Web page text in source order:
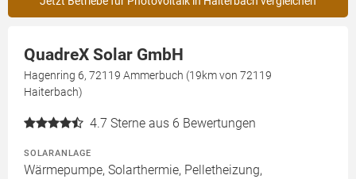
QuadreX Solar GmbH
Hagenring 6, 72119 Ammerbuch (19km von 72119
Haiterbach)
4.7 Sterne aus 6 Bewertungen
SOLARANLAGE
Wärmepumpe, Solarthermie, Pelletheizung,